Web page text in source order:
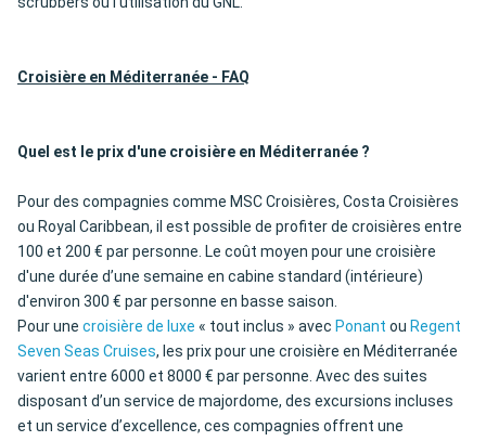
Croisière en Méditerranée - FAQ
Quel est le prix d'une croisière en Méditerranée ?
Pour des compagnies comme MSC Croisières, Costa Croisières
ou Royal Caribbean, il est possible de profiter de croisières entre
100 et 200 € par personne. Le coût moyen pour une croisière
d'une durée d’une semaine en cabine standard (intérieure)
d'environ 300 € par personne en basse saison.
Pour une croisière de luxe « tout inclus » avec Ponant ou Regent
Seven Seas Cruises, les prix pour une croisière en Méditerranée
varient entre 6000 et 8000 € par personne. Avec des suites
disposant d’un service de majordome, des excursions incluses
et un service d’excellence, ces compagnies offrent une